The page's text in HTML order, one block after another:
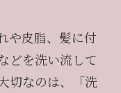
や皮脂、髪に付
どを洗い流して
切なのは、「洗